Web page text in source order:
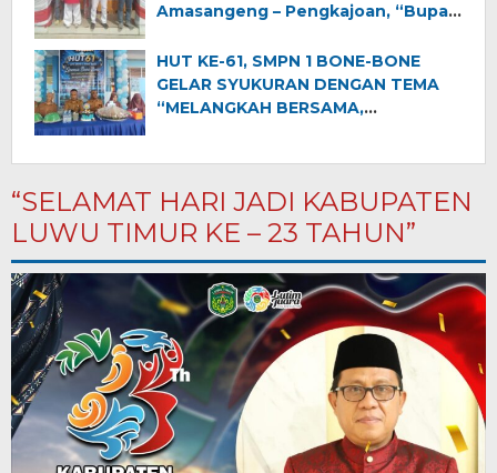
Amasangeng – Pengkajoan, “Bupati
Semangat Kemerdekaan dan
Pembangunan”
HUT KE-61, SMPN 1 BONE-BONE
GELAR SYUKURAN DENGAN TEMA
“MELANGKAH BERSAMA,
“SELAMAT HARI JADI KABUPATEN
LUWU TIMUR KE – 23 TAHUN”